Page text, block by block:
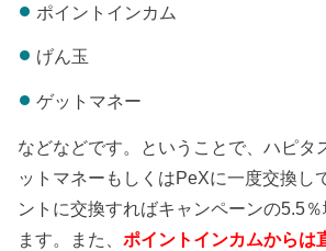
ポイントインカム
げん玉
ゲットマネー
などなどです。ということで、ハピタ
ットマネーもしくはPeXに一度交換し
ントに交換すればキャンペーンの5.5
ます。また、ポイントインカムからは